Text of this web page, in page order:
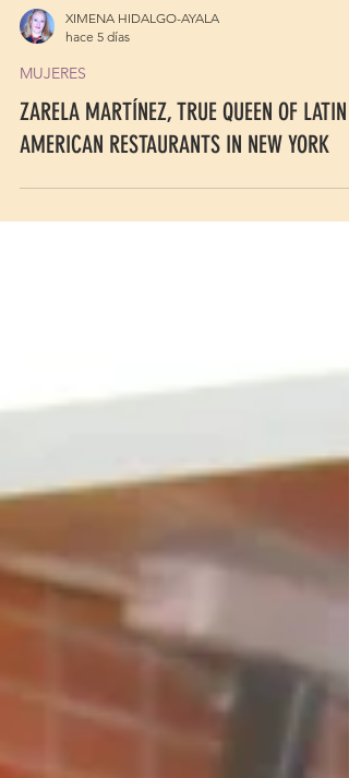
hace 5 días
MUJERES
ZARELA MARTÍNEZ, TRUE QUEEN OF LATIN
AMERICAN RESTAURANTS IN NEW YORK